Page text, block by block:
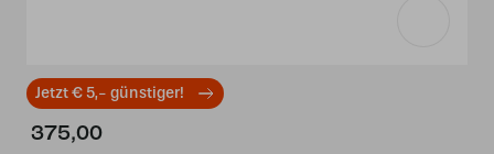
Jetzt € 5,- günstiger!
375,00